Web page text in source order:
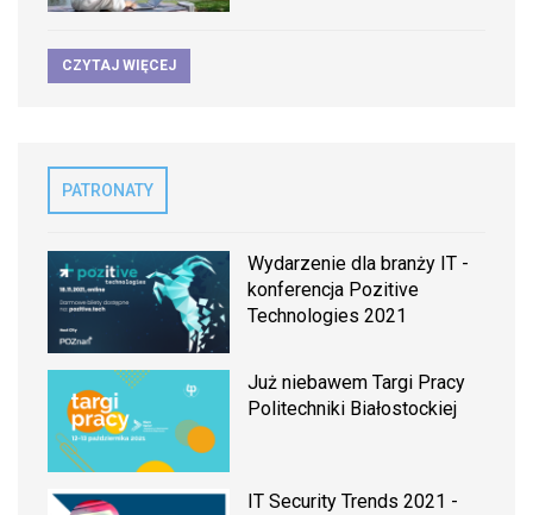
CZYTAJ WIĘCEJ
PATRONATY
Wydarzenie dla branży IT -
konferencja Pozitive
Technologies 2021
Już niebawem Targi Pracy
Politechniki Białostockiej
IT Security Trends 2021 -